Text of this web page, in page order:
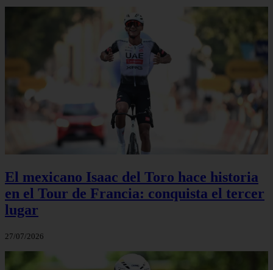
El mexicano Isaac del Toro hace historia
en el Tour de Francia: conquista el tercer
lugar
27/07/2026